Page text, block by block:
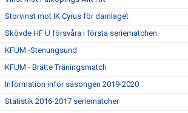
Storvinst mot IK Cyrus för damlaget
Skövde HF U försvåra i första seriematchen
KFUM -Stenungsund
KFUM - Brätte Träningsmatch
Information inför säsongen 2019-2020
Statistik 2016-2017 seriematcher